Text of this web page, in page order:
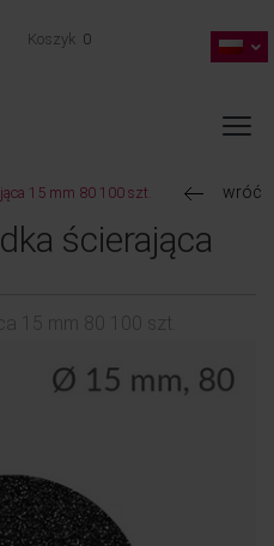
Koszyk 0
15 mm 80 100 szt. wróć
ścierająca
15 mm 80 100 szt.